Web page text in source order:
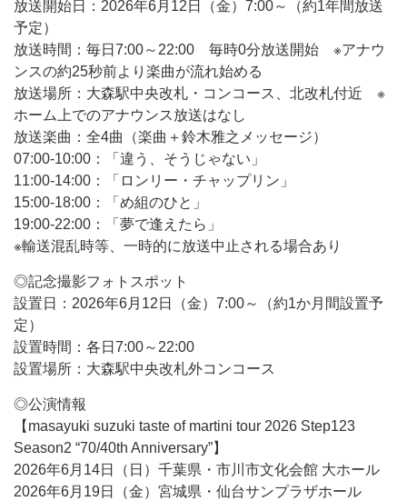
放送開始日：2026年6月12日（金）7:00～（約1年間放送
予定）
放送時間：毎日7:00～22:00 毎時0分放送開始 ※アナウ
ンスの約25秒前より楽曲が流れ始める
放送場所：大森駅中央改札・コンコース、北改札付近 ※
ホーム上でのアナウンス放送はなし
放送楽曲：全4曲（楽曲＋鈴木雅之メッセージ）
07:00-10:00：「違う、そうじゃない」
11:00-14:00：「ロンリー・チャップリン」
15:00-18:00：「め組のひと」
19:00-22:00：「夢で逢えたら」
※輸送混乱時等、一時的に放送中止される場合あり
◎記念撮影フォトスポット
設置日：2026年6月12日（金）7:00～（約1か月間設置予
定）
設置時間：各日7:00～22:00
設置場所：大森駅中央改札外コンコース
◎公演情報
【masayuki suzuki taste of martini tour 2026 Step123
Season2 “70/40th Anniversary”】
2026年6月14日（日）千葉県・市川市文化会館 大ホール
2026年6月19日（金）宮城県・仙台サンプラザホール